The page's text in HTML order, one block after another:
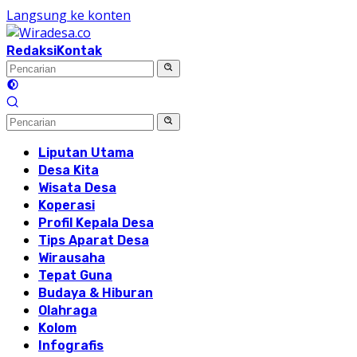
Langsung ke konten
RedaksiKontak
Liputan Utama
Desa Kita
Wisata Desa
Koperasi
Profil Kepala Desa
Tips Aparat Desa
Wirausaha
Tepat Guna
Budaya & Hiburan
Olahraga
Kolom
Infografis